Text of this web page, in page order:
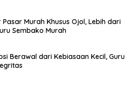
Murah Khusus Ojol, Lebih dari
Sembako Murah
Berawal dari Kebiasaan Kecil, Guru